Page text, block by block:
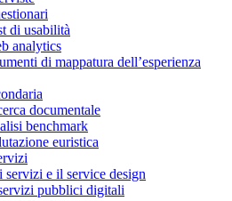
di usabilità
analytics
di mappatura dell’esperienza
documentale
benchmark
euristica
servizi e il service design
pubblici digitali